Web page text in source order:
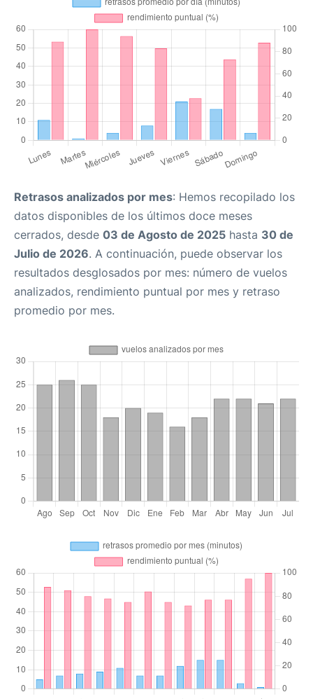
Retrasos analizados por mes: Hemos recopilado los
datos disponibles de los últimos doce meses
cerrados, desde 03 de Agosto de 2025 hasta 30 de
Julio de 2026. A continuación, puede observar los
resultados desglosados por mes: número de vuelos
analizados, rendimiento puntual por mes y retraso
promedio por mes.